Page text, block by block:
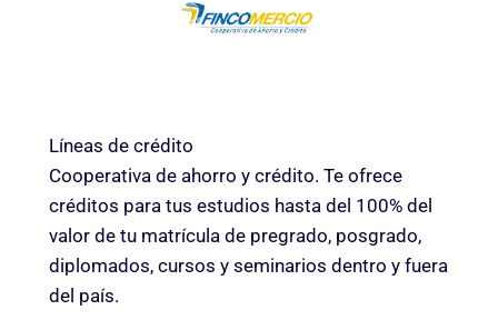
Líneas de crédito
Cooperativa de ahorro y crédito. Te ofrece
créditos para tus estudios hasta del 100% del
valor de tu matrícula de pregrado, posgrado,
diplomados, cursos y seminarios dentro y fuera
del país.